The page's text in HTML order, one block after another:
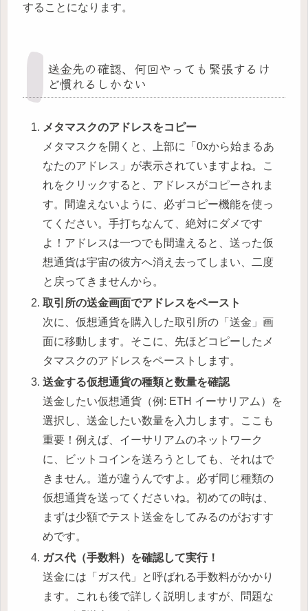
することになります。
送金先の確認、何回やっても緊張するけ
ど慣れるしかない
メタマスクのアドレスをコピー
メタマスクを開くと、上部に「0xから始まるあ
なたのアドレス」が表示されていますよね。こ
れをクリックすると、アドレスがコピーされま
す。間違えないように、必ずコピー機能を使っ
てください。手打ちなんて、絶対にダメです
よ！アドレスは一つでも間違えると、送った仮
想通貨は宇宙の彼方へ消え去ってしまい、二度
と戻ってきませんから。
取引所の送金画面でアドレスをペースト
次に、仮想通貨を購入した取引所の「送金」画
面に移動します。そこに、先ほどコピーしたメ
タマスクのアドレスをペーストします。
送金する仮想通貨の種類と数量を確認
送金したい仮想通貨（例: ETH イーサリアム）を
選択し、送金したい数量を入力します。ここも
重要！例えば、イーサリアムのネットワーク
に、ビットコインを送ろうとしても、それはで
きません。道が違うんですよ。必ず同じ種類の
仮想通貨を送ってくださいね。初めての時は、
まずは少額でテスト送金をしてみるのがおすす
めです。
ガス代（手数料）を確認して実行！
送金には「ガス代」と呼ばれる手数料がかかり
ます。これも後で詳しく説明しますが、問題な